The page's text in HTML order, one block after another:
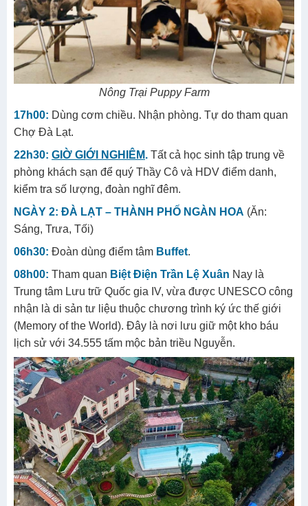
Nông Trại Puppy Farm
17h00: Dùng cơm chiều. Nhận phòng. Tự do tham quan
Chợ Đà Lạt.
22h30: GIỜ GIỚI NGHIÊM. Tất cả học sinh tập trung về
phòng khách sạn để quý Thầy Cô và HDV điểm danh,
kiểm tra số lượng, đoàn nghĩ đêm.
NGÀY 2: ĐÀ LẠT – THÀNH PHỐ NGÀN HOA (Ăn:
Sáng, Trưa, Tối)
06h30: Đoàn dùng điểm tâm Buffet.
08h00: Tham quan Biệt Điện Trần Lệ Xuân Nay là
Trung tâm Lưu trữ Quốc gia IV, vừa được UNESCO công
nhận là di sản tư liệu thuộc chương trình ký ức thế giới
(Memory of the World). Đây là nơi lưu giữ một kho báu
lịch sử với 34.555 tấm mộc bản triều Nguyễn.